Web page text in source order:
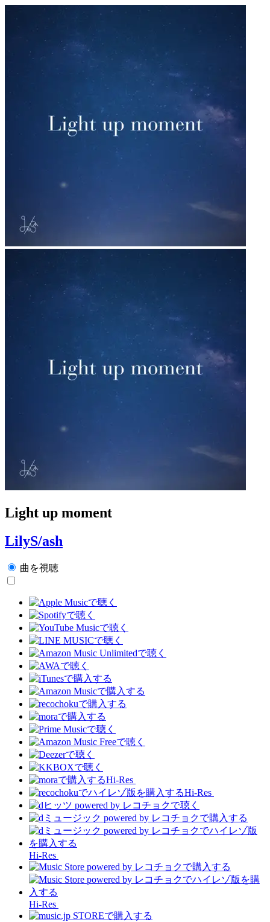
Light up moment
LilyS/ash
曲を視聴
Hi-Res
Hi-Res
Hi-Res
Hi-Res